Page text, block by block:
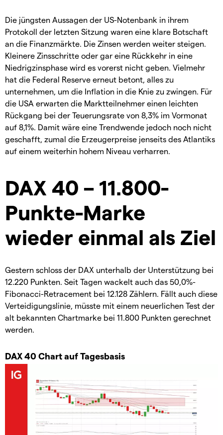
Die jüngsten Aussagen der US-Notenbank in ihrem
Protokoll der letzten Sitzung waren eine klare Botschaft
an die Finanzmärkte. Die Zinsen werden weiter steigen.
Kleinere Zinsschritte oder gar eine Rückkehr in eine
Niedrigzinsphase wird es vorerst nicht geben. Vielmehr
hat die Federal Reserve erneut betont, alles zu
unternehmen, um die Inflation in die Knie zu zwingen. Für
die USA erwarten die Marktteilnehmer einen leichten
Rückgang bei der Teuerungsrate von 8,3% im Vormonat
auf 8,1%. Damit wäre eine Trendwende jedoch noch nicht
geschafft, zumal die Erzeugerpreise jenseits des Atlantiks
auf einem weiterhin hohem Niveau verharren.
DAX 40 – 11.800-
Punkte-Marke
wieder einmal als Ziel
Gestern schloss der DAX unterhalb der Unterstützung bei
12.220 Punkten. Seit Tagen wackelt auch das 50,0%-
Fibonacci-Retracement bei 12.128 Zählern. Fällt auch diese
Verteidigungslinie, müsste mit einem neuerlichen Test der
alt bekannten Chartmarke bei 11.800 Punkten gerechnet
werden.
DAX 40 Chart auf Tagesbasis